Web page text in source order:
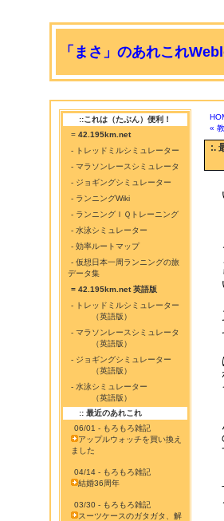
「まさ」のあれこれ
::これは（たぶん）便利！
= 42.195km.net
- トレッドミルシミュレーター
- マラソンレースシミュレータ
- ジョギングシミュレーター
- ランニングWiki
- ランニングＩＱトレーニング
- 水泳シミュレーター
- 効率ルートマップ
- 仮想日本一周ランニングの旅
データ集
= 42.195km.net 英語版
- トレッドミルシミュレーター
（英語版）
- マラソンレースシミュレータ
（英語版）
- ジョギングシミュレーター
（英語版）
- 水泳シミュレーター
（英語版）
:: 最近のあれこれ
06/01 - もろもろ雑記
アップルウォッチを買い換え
ました
04/14 - もろもろ雑記
結婚36周年
03/30 - もろもろ雑記
スーツケースのガタガタ、解
«
:.